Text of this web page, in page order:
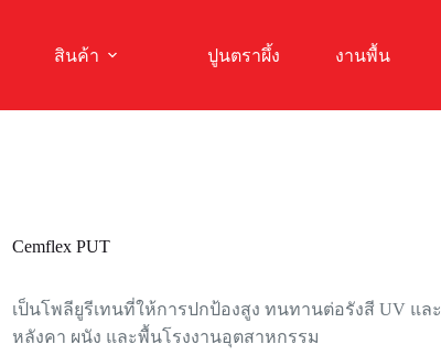
สินค้า ปูนตราผึ้ง งานพื้น
Cemflex PUT
เป็นโพลียูรีเทนที่ให้การปกป้องสูง ทนทานต่อรังสี UV แ
หลังคา ผนัง และพื้นโรงงานอุตสาหกรรม